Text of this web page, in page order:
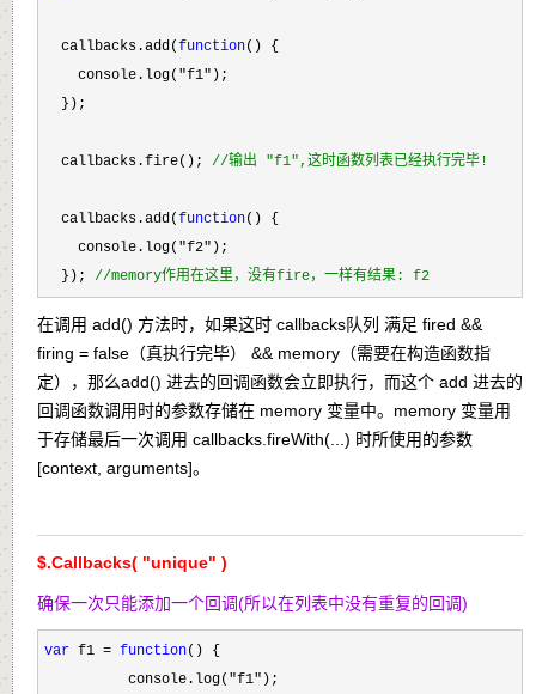
  callbacks.add(
function() {
    console.log(
"f1" );
  });
  callbacks.fire();
//输出 "f1",这时函数列表已经执行完毕!
  callbacks.add(
function() {
    console.log(
"f2" );
  });
//memory作用在这里，没有fire，一样有结果: f2
在调用 add() 方法时，如果这时 callbacks队列 满足 fired &&
firing = false（真执行完毕） && memory（需要在构造函数指
定），那么add() 进去的回调函数会立即执行，而这个 add 进去的
回调函数调用时的参数存储在 memory 变量中。memory 变量用
于存储最后一次调用 callbacks.fireWith(...) 时所使用的参数
[context, arguments]。
$.Callbacks( "unique" )
确保一次只能添加一个回调(所以在列表中没有重复的回调)
var f1 = function() {
          console.log(
"f1" );